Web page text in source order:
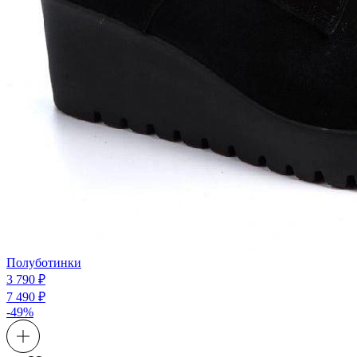
Полуботинки
3 790 ₽
7 490 ₽
-49%